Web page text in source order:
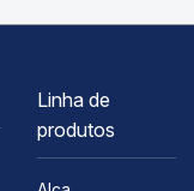
Linha de
produtos